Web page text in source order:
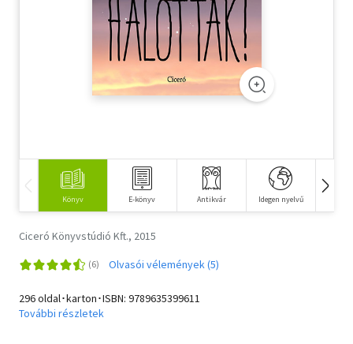
Tankönyv, segédkönyv
Társadalomtudomány
Természettudomány
Vallás
Könyv E-könyv Antikvár Idegen nyelvű
Ciceró Könyvstúdió Kft., 2015
Olvasói vélemények (5)
296 oldal･karton･ISBN: 9789635399611
További részletek